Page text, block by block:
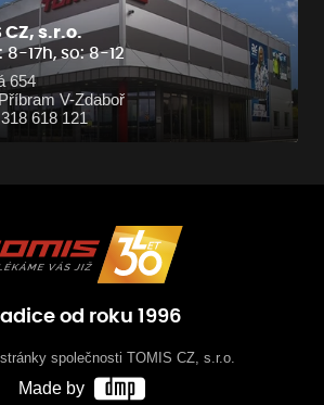
CZ, s.r.o.
17h, so: 8-12
654
V-Zdaboř
618 121
od roku 1996
společnosti TOMIS CZ, s.r.o.
Made by